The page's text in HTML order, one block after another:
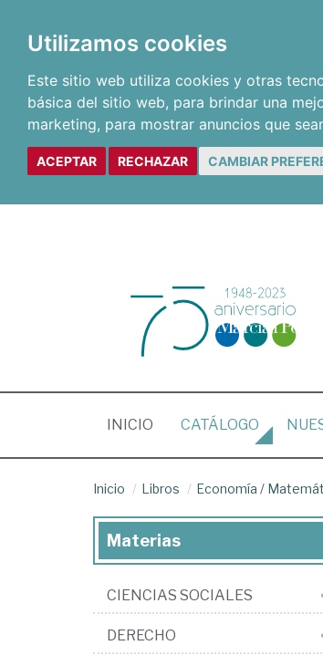
Utilizamos cookies
Este sitio web utiliza cookies y otras
básica del sitio web, para brindar una
marketing, para mostrar anuncios que
ACEPTAR RECHAZAR CAMBIAR
INICIO (CURRENT)
CATÁLOGO
Inicio Libros Economía /
Materias
CIENCIAS SOCIALES
DERECHO